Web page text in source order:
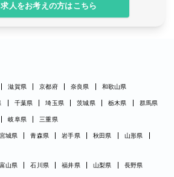
求人をお考えの方はこちら
滋賀県 京都府 奈良県 和歌山県
千葉県 埼玉県 茨城県 栃木県 群馬県
岐阜県 三重県
宮城県 青森県 岩手県 秋田県
山形県
富山県 石川県 福井県 山梨県 長野県